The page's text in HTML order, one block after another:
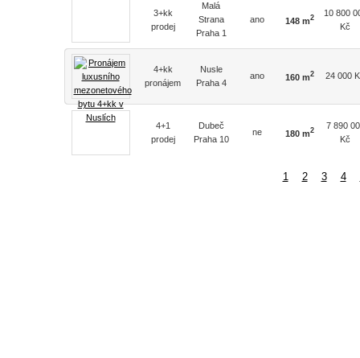
3+kk
prodej
Malá
Strana
Praha 1
ano 148 m2
10 800
Kč
4+kk
pronájem
Nusle
Praha 4
ano 160 m2 24 000
4+1
prodej
Dubeč
Praha 10
ne 180 m2
7 890
Kč
1 2 3 4